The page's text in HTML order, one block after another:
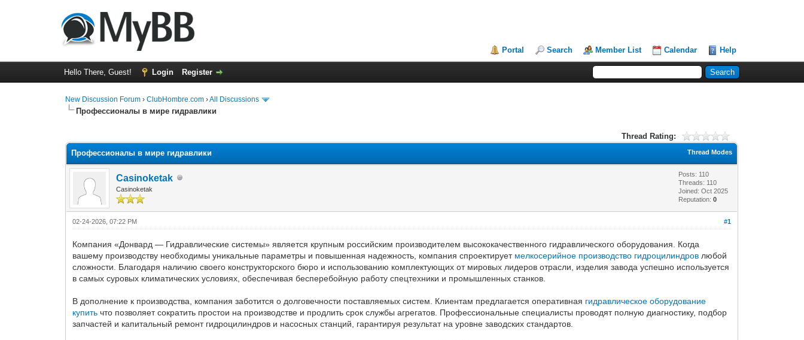
Portal Search Member List Calendar Help
Hello There, Guest! Login Register
New Discussion Forum ›ClubHombre.com ›All Discussions
Профессионалы в мире гидравлики
Thread Rating:
Thread Modes
Профессионалы в мире гидравлики
Casinoketak
Casinoketak
Posts: 110
Threads: 110
Joined: Oct 2025
Reputation:0
#1
02-24-2026, 07:22 PM
Компания «Донвард — Гидравлические системы» является крупным российским производителем высококачественного гидравлического оборудования. Когда
вашему производству необходимы уникальные параметры и повышенная надежность, компания спроектирует мелкосерийное производство гидроцилиндров любой
сложности. Благодаря наличию своего конструкторского бюро и использованию комплектующих от мировых лидеров отрасли, изделия завода успешно используется
в самых суровых климатических условиях, обеспечивая бесперебойную работу спецтехники и промышленных станков.
В дополнение к производства, компания заботится о долговечности поставляемых систем. Клиентам предлагается оперативная гидравлическое оборудование
купить что позволяет сократить простои на производстве и продлить срок службы агрегатов. Профессиональные специалисты проводят полную диагностику, подбор
запчастей и капитальный ремонт гидроцилиндров и насосных станций, гарантируя результат на уровне заводских стандартов.